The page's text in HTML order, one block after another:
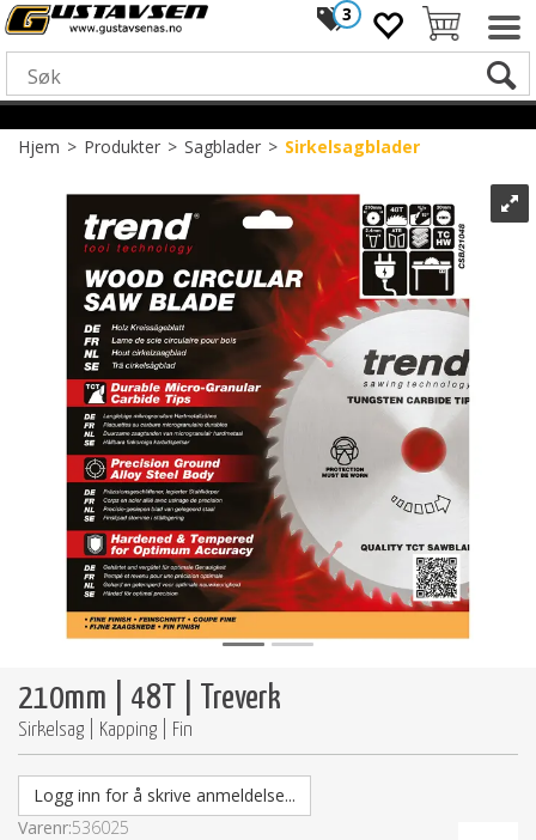
3
Hjem>Produkter>Sagblader>Sirkelsagblader
210mm | 48T | Treverk
Sirkelsag | Kapping | Fin
Logg inn for å skrive anmeldelse...
Varenr:536025